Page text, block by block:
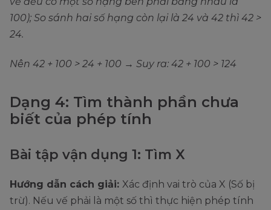
100); So sánh hai số hạng còn lại là 24 và 42 thì 42 >
24.
Nên 42 + 100 > 24 + 100 → Suy ra: 42 + 100 > 124
Dạng 4: Tìm thành phần chưa
biết của phép tính
Bài tập vận dụng 1: Tìm X
Hướng dẫn cách giải: Xác định vai trò của X (Số bị
trừ). Nếu vế phải là một số thì thực hiện phép tính